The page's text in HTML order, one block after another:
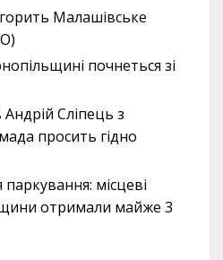
Малашівське
почнеться зі
Андрій Сліпець з
просить гідно
паркування: місцеві
отримали майже 3